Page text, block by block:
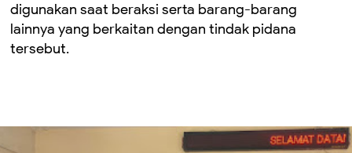
digunakan saat beraksi serta barang-barang
lainnya yang berkaitan dengan tindak pidana
tersebut.